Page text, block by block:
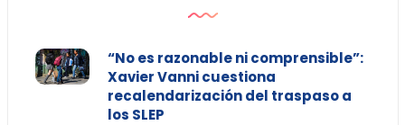
“No es razonable ni comprensible”:
Xavier Vanni cuestiona
recalendarización del traspaso a
los SLEP